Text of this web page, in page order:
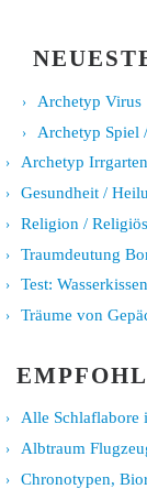
Archetyp Virus
Archetyp Spiel
Archetyp
Gesundheit /
Religion /
Traumdeutung
Test:
Träume von
Alle Schlaflabore
Albtraum
Chronotypen,